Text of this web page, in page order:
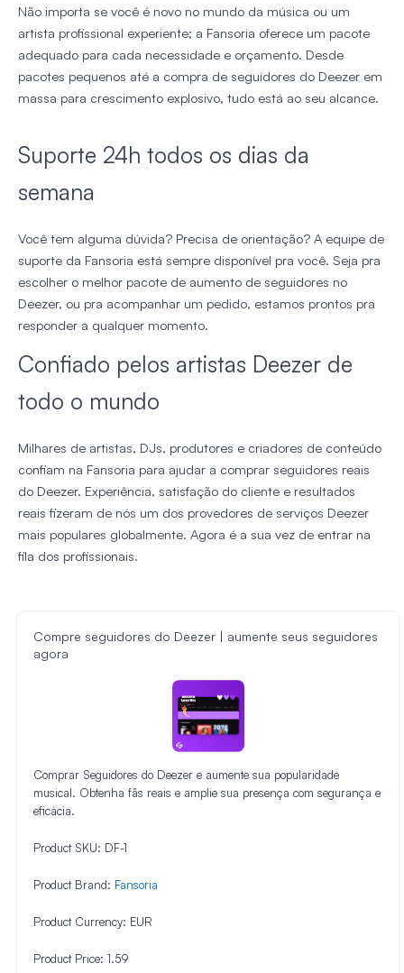
Não importa se você é novo no mundo da música ou um
artista profissional experiente; a Fansoria oferece um pacote
adequado para cada necessidade e orçamento. Desde
pacotes pequenos até a compra de seguidores do Deezer em
massa para crescimento explosivo, tudo está ao seu alcance.
Suporte 24h todos os dias da
semana
Você tem alguma dúvida? Precisa de orientação? A equipe de
suporte da Fansoria está sempre disponível pra você. Seja pra
escolher o melhor pacote de aumento de seguidores no
Deezer, ou pra acompanhar um pedido, estamos prontos pra
responder a qualquer momento.
Confiado pelos artistas Deezer de
todo o mundo
Milhares de artistas, DJs, produtores e criadores de conteúdo
confiam na Fansoria para ajudar a comprar seguidores reais
do Deezer. Experiência, satisfação do cliente e resultados
reais fizeram de nós um dos provedores de serviços Deezer
mais populares globalmente. Agora é a sua vez de entrar na
fila dos profissionais.
Compre seguidores do Deezer | aumente seus seguidores
agora
Comprar Seguidores do Deezer e aumente sua popularidade
musical. Obtenha fãs reais e amplie sua presença com segurança e
eficácia.
Product SKU: DF-1
Product Brand: Fansoria
Product Currency: EUR
Product Price: 1.59